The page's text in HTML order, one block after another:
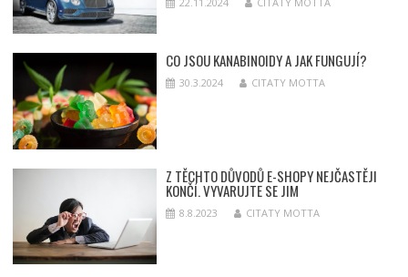
CO JSOU KANABINOIDY A JAK FUNGUJÍ?
30.3.2024 CITATY MOTTA
Z TĚCHTO DŮVODŮ E-SHOPY NEJČASTĚJI
KONČÍ. VYVARUJTE SE JIM
8.8.2023 CITATY MOTTA